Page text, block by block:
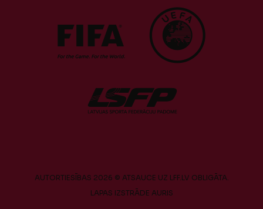
AUTORTIESĪBAS 2026 © ATSAUCE UZ LFF.LV OBLIGĀTA.
LAPAS IZSTRĀDE AURIS